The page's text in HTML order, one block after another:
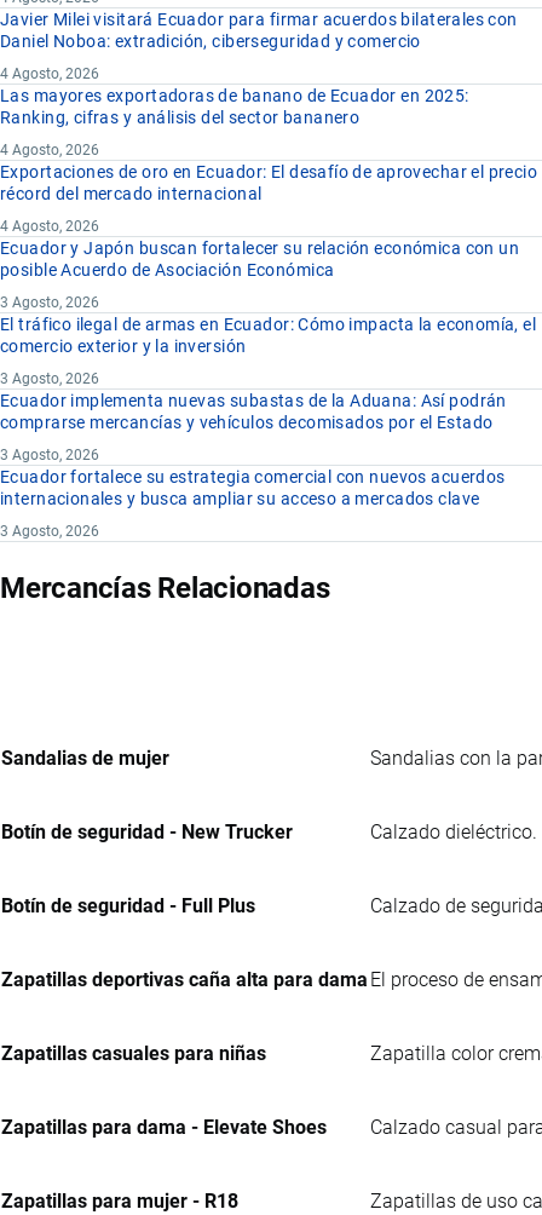
Javier Milei visitará Ecuador para firmar acuerdos bilaterales con
Daniel Noboa: extradición, ciberseguridad y comercio
4 Agosto, 2026
Las mayores exportadoras de banano de Ecuador en 2025:
Ranking, cifras y análisis del sector bananero
4 Agosto, 2026
Exportaciones de oro en Ecuador: El desafío de aprovechar el precio
récord del mercado internacional
4 Agosto, 2026
Ecuador y Japón buscan fortalecer su relación económica con un
posible Acuerdo de Asociación Económica
3 Agosto, 2026
El tráfico ilegal de armas en Ecuador: Cómo impacta la economía, el
comercio exterior y la inversión
3 Agosto, 2026
Ecuador implementa nuevas subastas de la Aduana: Así podrán
comprarse mercancías y vehículos decomisados por el Estado
3 Agosto, 2026
Ecuador fortalece su estrategia comercial con nuevos acuerdos
internacionales y busca ampliar su acceso a mercados clave
3 Agosto, 2026
Mercancías Relacionadas
Sandalias de mujer Sandalias con la
Botín de seguridad - New Trucker Calzado dieléctrico.
Botín de seguridad - Full Plus Calzado de
Zapatillas deportivas caña alta para dama El proceso de
Zapatillas casuales para niñas Zapatilla color
Zapatillas para dama - Elevate Shoes Calzado casual
Zapatillas para mujer - R18 Zapatillas de uso